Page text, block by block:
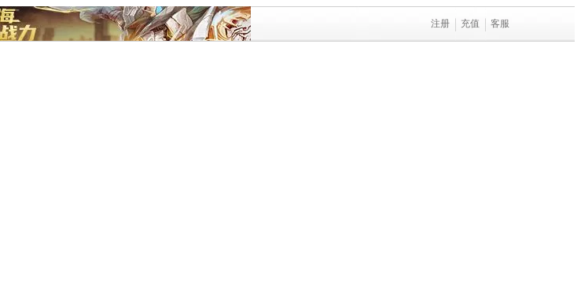
注册 充值 客服